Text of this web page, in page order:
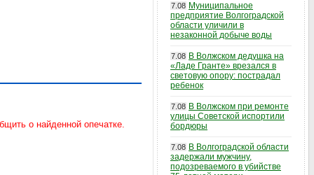
7.08 Муниципальное
предприятие Волгоградской
области уличили в
незаконной добыче воды
7.08 В Волжском дедушка на
«Ладе Гранте» врезался в
световую опору: пострадал
ребенок
7.08 В Волжском при ремонте
улицы Советской испортили
бордюры
7.08 В Волгоградской области
задержали мужчину,
подозреваемого в убийстве